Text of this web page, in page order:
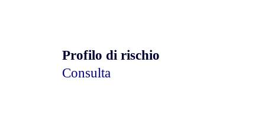
Profilo di rischio
Consulta